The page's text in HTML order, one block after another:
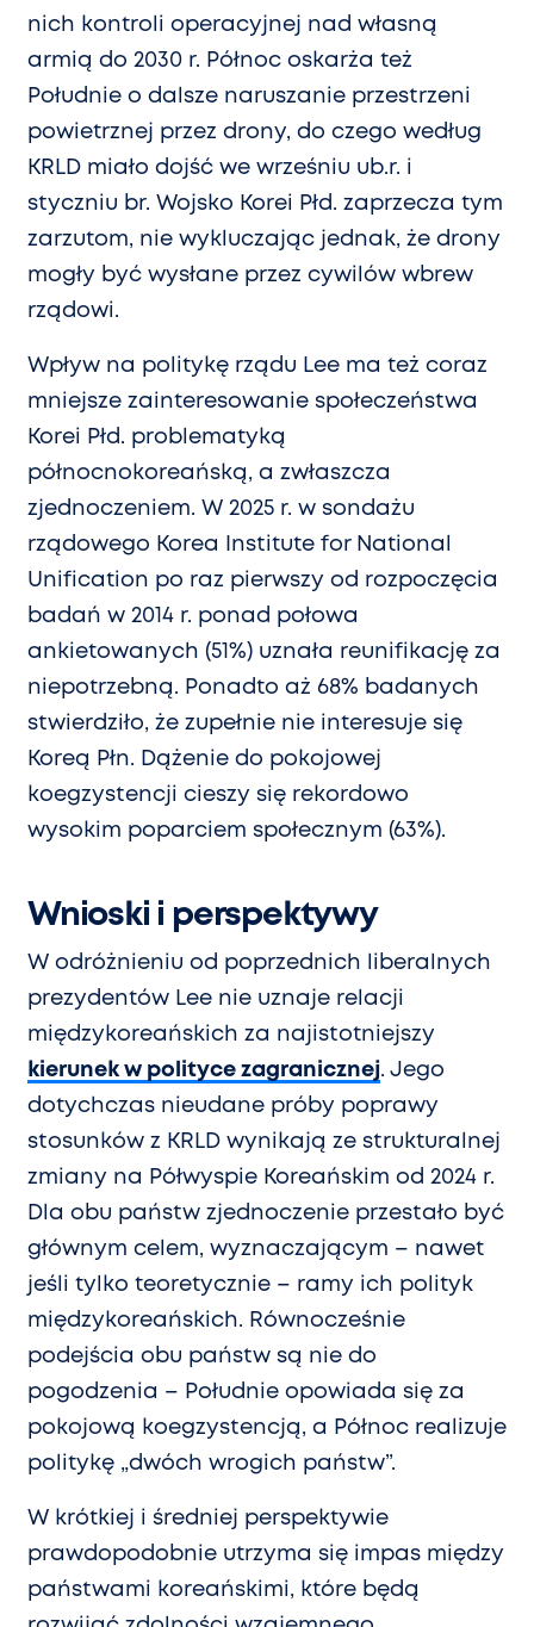
nich kontroli operacyjnej nad własną
armią do 2030 r. Północ oskarża też
Południe o dalsze naruszanie przestrzeni
powietrznej przez drony, do czego według
KRLD miało dojść we wrześniu ub.r. i
styczniu br. Wojsko Korei Płd. zaprzecza tym
zarzutom, nie wykluczając jednak, że drony
mogły być wysłane przez cywilów wbrew
rządowi.
Wpływ na politykę rządu Lee ma też coraz
mniejsze zainteresowanie społeczeństwa
Korei Płd. problematyką
północnokoreańską, a zwłaszcza
zjednoczeniem. W 2025 r. w sondażu
rządowego Korea Institute for National
Unification po raz pierwszy od rozpoczęcia
badań w 2014 r. ponad połowa
ankietowanych (51%) uznała reunifikację za
niepotrzebną. Ponadto aż 68% badanych
stwierdziło, że zupełnie nie interesuje się
Koreą Płn. Dążenie do pokojowej
koegzystencji cieszy się rekordowo
wysokim poparciem społecznym (63%).
Wnioski i perspektywy
W odróżnieniu od poprzednich liberalnych
prezydentów Lee nie uznaje relacji
międzykoreańskich za najistotniejszy
kierunek w polityce zagranicznej. Jego
dotychczas nieudane próby poprawy
stosunków z KRLD wynikają ze strukturalnej
zmiany na Półwyspie Koreańskim od 2024 r.
Dla obu państw zjednoczenie przestało być
głównym celem, wyznaczającym – nawet
jeśli tylko teoretycznie – ramy ich polityk
międzykoreańskich. Równocześnie
podejścia obu państw są nie do
pogodzenia – Południe opowiada się za
pokojową koegzystencją, a Północ realizuje
politykę „dwóch wrogich państw”.
W krótkiej i średniej perspektywie
prawdopodobnie utrzyma się impas między
państwami koreańskimi, które będą